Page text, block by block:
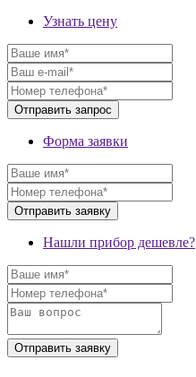
Узнать цену
Форма заявки
Нашли прибор дешевле?